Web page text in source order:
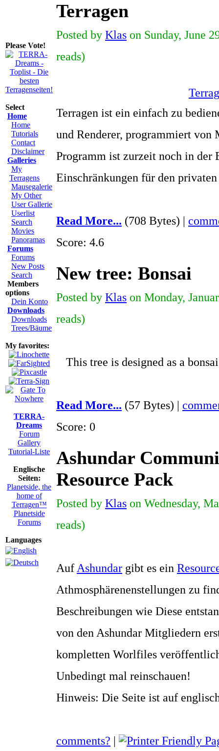
Please Vote!
Select
Home
Home
Tutorials
Contact
Disclaimer
Galleries
My
Terragens
Mausegalerie
My Other
User Gallerie
Userlist
Search
Movies
Panoramas
Forums
Forums
New Posts
Search
Members
options
Dein Konto
Downloads
Downloads
Trees/Bäume
My favorites:
TERRA-
Dreams
Forum
Gallery
Tutorial-Liste
Englische
Seiten:
Planetside, the
home of
Terragen™
Planetside
Forums
Languages
Terragen
Posted by Klas on Sunday, June
reads)
Terragen ist ein einfach zu
und Renderer, programmiert von
Programm ist zurzeit noch in
Einschränkungen für den
Read More... (708 Bytes) |
Score: 4.6
New tree: Bonsai
Posted by Klas on Monday,
reads)
This tree is designed as a
Read More... (57 Bytes) |
Score: 0
Ashundar
Resource Pack
Posted by Klas on Wednesday,
reads)
Auf Ashundar gibt es ein
Athmosphärenenstellungen zu
Beschreibungen wie Diese
von den Ashundar Mitgliedern
kompletten Worlfiles
Unbedingt mal reinschauen!
Hinweis: Die Seite ist auf
comments? |